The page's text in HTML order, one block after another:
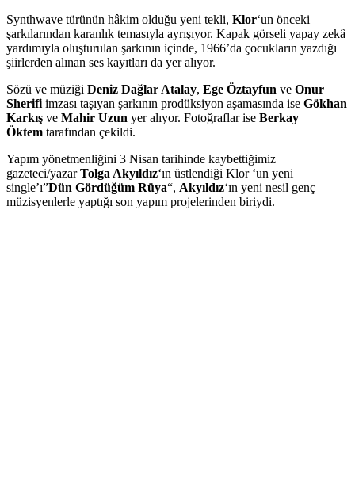
Synthwave türünün hâkim olduğu yeni tekli, Klor‘un önceki
şarkılarından karanlık temasıyla ayrışıyor. Kapak görseli yapay zekâ
yardımıyla oluşturulan şarkının içinde, 1966’da çocukların yazdığı
şiirlerden alınan ses kayıtları da yer alıyor.
Sözü ve müziği Deniz Dağlar Atalay, Ege Öztayfun ve Onur
Sherifi imzası taşıyan şarkının prodüksiyon aşamasında ise Gökhan
Karkış ve Mahir Uzun yer alıyor. Fotoğraflar ise Berkay
Öktem tarafından çekildi.
Yapım yönetmenliğini 3 Nisan tarihinde kaybettiğimiz
gazeteci/yazarTolga Akyıldız‘ın üstlendiği Klor ‘un yeni
single’ı”Dün Gördüğüm Rüya“, Akyıldız‘ın yeni nesil genç
müzisyenlerle yaptığı son yapım projelerinden biriydi.